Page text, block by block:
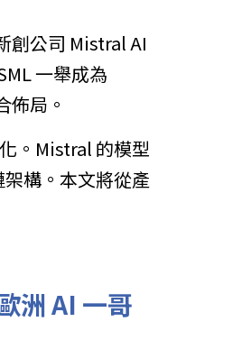
創公司 Mistral AI
一舉成為
佈局。
。Mistral 的模型
構。本文將從產
洲 AI 一哥